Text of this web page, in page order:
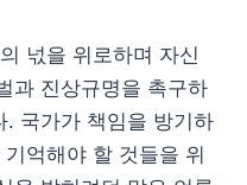
넋을 위로하며 자신
과 진상규명을 촉구하
. 국가가 책임을 방기하
억해야 할 것들을 위